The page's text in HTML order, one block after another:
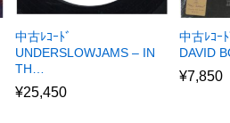
中古ﾚｺｰﾄﾞ
UNDERSLOWJAMS – IN
TH…
¥25,450
中古ﾚｺｰ
DAVID
¥7,850